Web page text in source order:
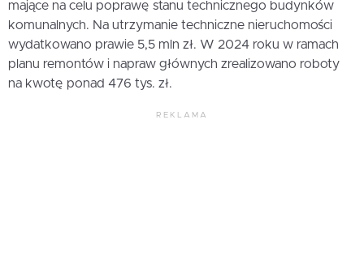
mające na celu poprawę stanu technicznego budynków
komunalnych. Na utrzymanie techniczne nieruchomości
wydatkowano prawie 5,5 mln zł. W 2024 roku w ramach
planu remontów i napraw głównych zrealizowano roboty
na kwotę ponad 476 tys. zł.
REKLAMA